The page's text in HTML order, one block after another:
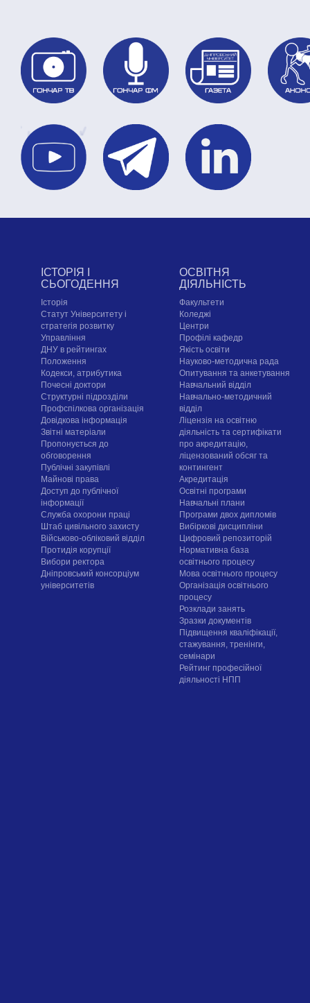
ІСТОРІЯ І
СЬОГОДЕННЯ
Історія
Статут Університету і
стратегія розвитку
Управління
ДНУ в рейтингах
Положення
Кодекси, атрибутика
Почесні доктори
Структурні підрозділи
Профспілкова організація
Довідкова інформація
Звітні матеріали
Пропонується до
обговорення
Публічні закупівлі
Майнові права
Доступ до публічної
інформації
Служба охорони праці
Штаб цивільного захисту
Військово-обліковий відділ
Протидія корупції
Вибори ректора
Дніпровський консорціум
університетів
ОСВІТНЯ
ДІЯЛЬНІСТЬ
Факультети
Коледжі
Центри
Профілі кафедр
Якість освіти
Науково-методична рада
Опитування та анкетування
Навчальний відділ
Навчально-методичний
відділ
Ліцензія на освітню
діяльність та сертифікати
про акредитацію,
ліцензований обсяг та
контингент
Акредитація
Освітні програми
Навчальні плани
Програми двох дипломів
Вибіркові дисципліни
Цифровий репозиторій
Нормативна база
освітнього процесу
Мова освітнього процесу
Організація освітнього
процесу
Розклади занять
Зразки документів
Підвищення кваліфікації,
стажування, тренінги,
семінари
Рейтинг професійної
діяльності НПП